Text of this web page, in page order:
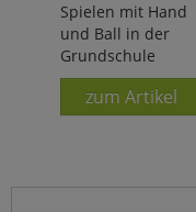
Spielen mit Hand
und Ball in der
Grundschule
zum Artikel